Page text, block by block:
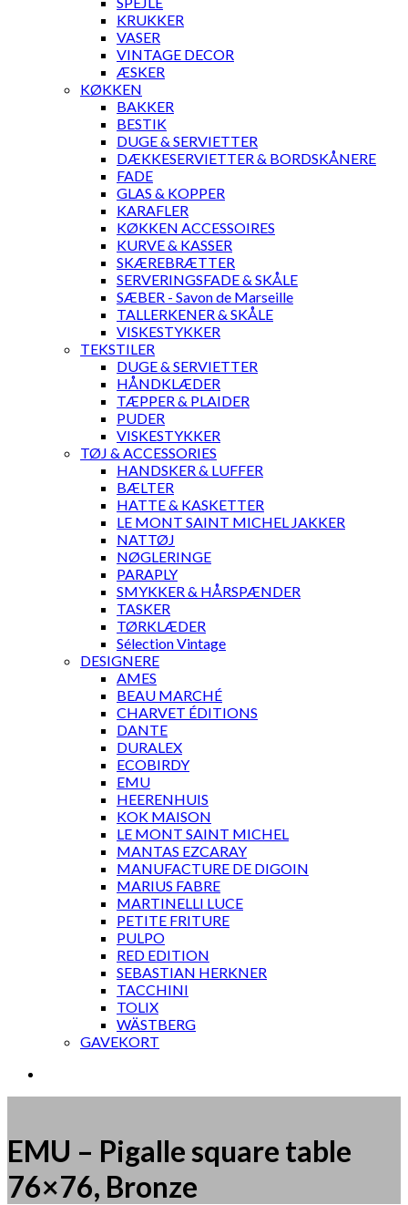
KRUKKER
VASER
VINTAGE DECOR
ÆSKER
KØKKEN
BAKKER
BESTIK
DUGE & SERVIETTER
DÆKKESERVIETTER & BORDSKÅNERE
FADE
GLAS & KOPPER
KARAFLER
KØKKEN ACCESSOIRES
KURVE & KASSER
SKÆREBRÆTTER
SERVERINGSFADE & SKÅLE
SÆBER - Savon de Marseille
TALLERKENER & SKÅLE
VISKESTYKKER
TEKSTILER
DUGE & SERVIETTER
HÅNDKLÆDER
TÆPPER & PLAIDER
PUDER
VISKESTYKKER
TØJ & ACCESSORIES
HANDSKER & LUFFER
BÆLTER
HATTE & KASKETTER
LE MONT SAINT MICHEL JAKKER
NATTØJ
NØGLERINGE
PARAPLY
SMYKKER & HÅRSPÆNDER
TASKER
TØRKLÆDER
Sélection Vintage
DESIGNERE
AMES
BEAU MARCHÉ
CHARVET ÉDITIONS
DANTE
DURALEX
ECOBIRDY
EMU
HEERENHUIS
KOK MAISON
LE MONT SAINT MICHEL
MANTAS EZCARAY
MANUFACTURE DE DIGOIN
MARIUS FABRE
MARTINELLI LUCE
PETITE FRITURE
PULPO
RED EDITION
SEBASTIAN HERKNER
TACCHINI
TOLIX
WÄSTBERG
GAVEKORT
EMU – Pigalle square table
76×76, Bronze